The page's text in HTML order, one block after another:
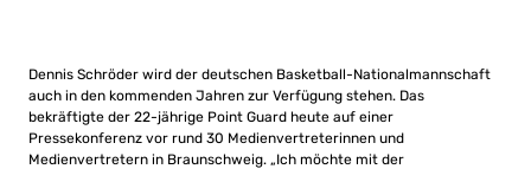
Dennis Schröder wird der deutschen Basketball-Nationalmannschaft
auch in den kommenden Jahren zur Verfügung stehen. Das
bekräftigte der 22-jährige Point Guard heute auf einer
Pressekonferenz vor rund 30 Medienvertreterinnen und
Medienvertretern in Braunschweig. „Ich möchte mit der